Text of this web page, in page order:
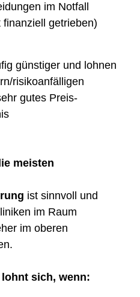
im Notfall
getrieben)
günstiger und lohnen
risikoanfälligen
gutes Preis-
meisten
ist sinnvoll und
im Raum
im oberen
sich, wenn: